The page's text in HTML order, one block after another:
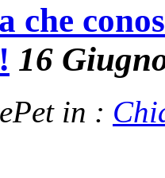
che
16
in :